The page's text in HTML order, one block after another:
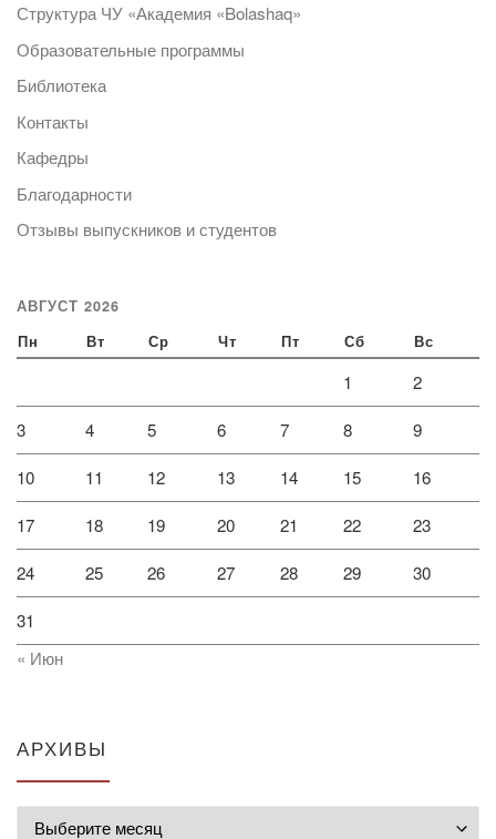
Структура ЧУ «Академия «Bolashaq»
Образовательные программы
Библиотека
Контакты
Кафедры
Благодарности
Отзывы выпускников и студентов
АВГУСТ 2026
Пн Вт Ср Чт Пт Сб Вс
1 2
3 4 5 6 7 8 9
10 11 12 13 14 15 16
17 18 19 20 21 22 23
24 25 26 27 28 29 30
31
« Июн
АРХИВЫ